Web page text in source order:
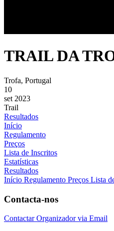
TRAIL DA
Trofa, Portugal
10
set 2023
Trail
Resultados
Início
Regulamento
Preços
Lista de Inscritos
Estatísticas
Resultados
Início Regulamento Preços Lista
Contacta-nos
Contactar Organizador via Email